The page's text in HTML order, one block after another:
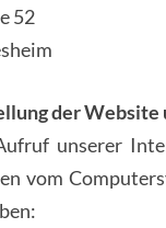
52
der Website
unserer
vom